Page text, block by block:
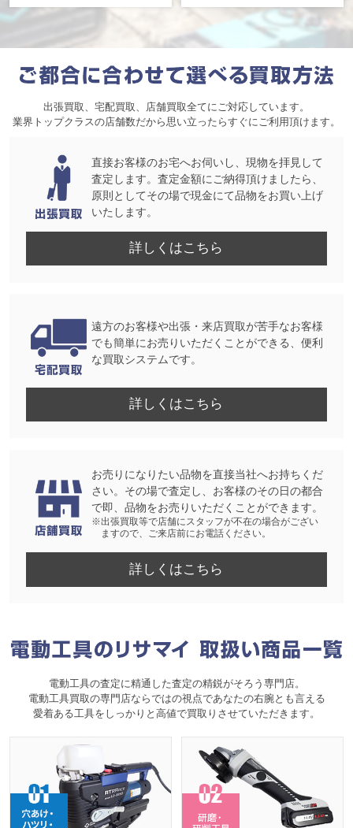
出張買取、宅配買取、店舗買取全てにご対応しています。
業界トップクラスの店舗数だから思い立ったらすぐにご利用頂けます。
直接お客様のお宅へお伺いし、現物を拝見して
査定します。査定金額にご納得頂けましたら、
原則としてその場で現金にて品物をお買い上げ
いたします。
詳しくはこちら
遠方のお客様や出張・来店買取が苦手なお客様
でも簡単にお売りいただくことができる、便利
な買取システムです。
詳しくはこちら
お売りになりたい品物を直接当社へお持ちくだ
さい。その場で査定し、お客様のその日の都合
で即、品物をお売りいただくことができます。
※出張買取等で店舗にスタッフが不在の場合がござい
ますので、ご来店前にお電話ください。
詳しくはこちら
電動工具の査定に精通した査定の精鋭がそろう専門店。
電動工具買取の専門店ならではの視点であなたの右腕とも言える
愛着ある工具をしっかりと高値で買取りさせていただきます。